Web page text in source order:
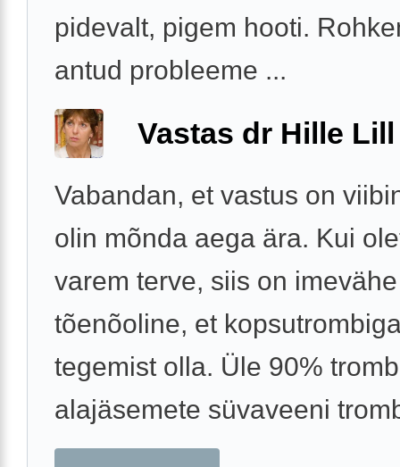
pidevalt, pigem hooti.
antud probleeme ...
Vastas dr Hille Lill
Vabandan, et vastus on
olin mõnda aega ära. Kui
varem terve, siis on imevähe
tõenõoline, et
tegemist olla. Üle 90%
alajäsemete süvaveeni